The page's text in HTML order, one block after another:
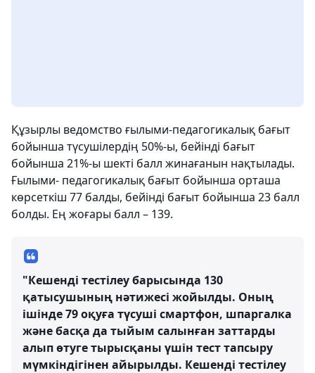
Құзырлы ведомство ғылыми-педагогикалық бағыт
бойынша түсушілердің 50%-ы, бейінді бағыт
бойынша 21%-ы шекті балл жинағанын нақтылады.
Ғылыми- педагогикалық бағыт бойынша орташа
көрсеткіш 77 балды, бейінді бағыт бойынша 23 балл
болды. Ең жоғары балл – 139.
"Кешенді тестілеу барысында 130
қатысушының нәтижесі жойылды. Оның
ішінде 79 оқуға түсуші смартфон, шпаргалка
және басқа да тыйым салынған заттарды
алып өтуге тырысқаны үшін тест тапсыру
мүмкіндігінен айырылды. Кешенді тестілеу